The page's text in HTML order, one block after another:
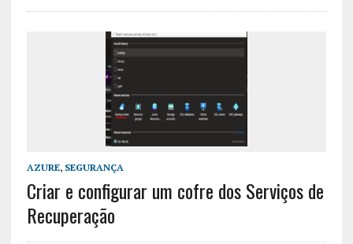
AZURE, SEGURANÇA
Criar e configurar um cofre dos Serviços de
Recuperação